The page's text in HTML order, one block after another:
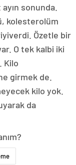
sonunda.
kolesterolüm
Özetle bir
O tek kalbi iki
Kilo
girmek de.
kilo yok.
da